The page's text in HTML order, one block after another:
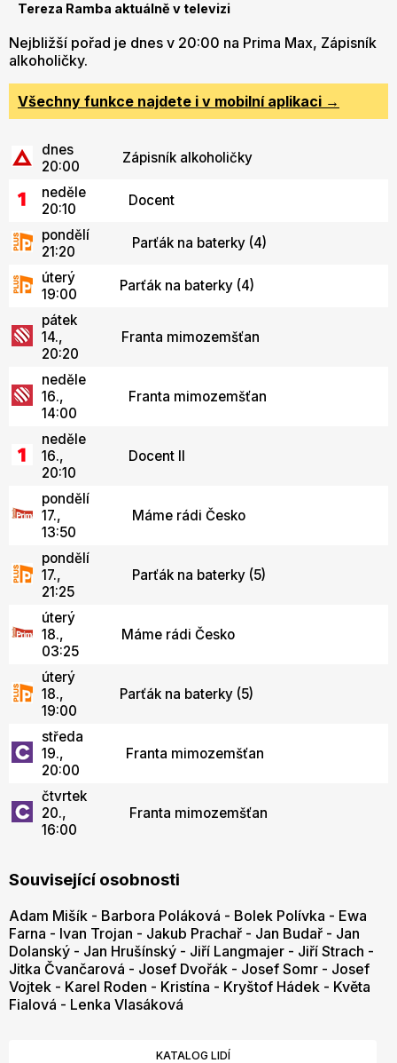
Tereza Ramba aktuálně v televizi
Nejbližší pořad je dnes v 20:00 na Prima Max, Zápisník
alkoholičky.
Všechny funkce najdete i v mobilní aplikaci →
dnes
20:00
Zápisník alkoholičky
neděle
20:10
Docent
pondělí
21:20
Parťák na baterky (4)
úterý
19:00
Parťák na baterky (4)
pátek
14.,
20:20
Franta mimozemšťan
neděle
16.,
14:00
Franta mimozemšťan
neděle
16.,
20:10
Docent II
pondělí
17.,
13:50
Máme rádi Česko
pondělí
17.,
21:25
Parťák na baterky (5)
úterý
18.,
03:25
Máme rádi Česko
úterý
18.,
19:00
Parťák na baterky (5)
středa
19.,
20:00
Franta mimozemšťan
čtvrtek
20.,
16:00
Franta mimozemšťan
Související osobnosti
Adam Mišík - Barbora Poláková - Bolek Polívka - Ewa
Farna - Ivan Trojan - Jakub Prachař - Jan Budař - Jan
Dolanský - Jan Hrušínský - Jiří Langmajer - Jiří Strach -
Jitka Čvančarová - Josef Dvořák - Josef Somr - Josef
Vojtek - Karel Roden - Kristína - Kryštof Hádek - Květa
Fialová - Lenka Vlasáková
KATALOG LIDÍ